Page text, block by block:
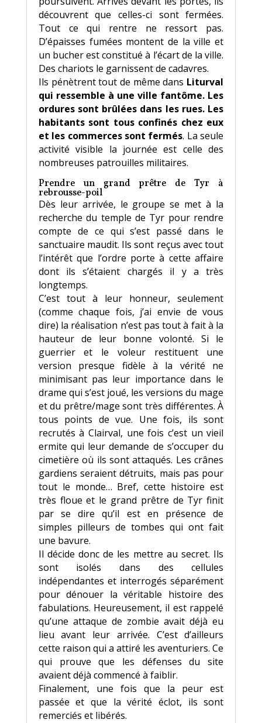
découvrent que celles-ci sont fermées.
Tout ce qui rentre ne ressort pas.
D’épaisses fumées montent de la ville et
un bucher est constitué à l’écart de la ville.
Des chariots le garnissent de cadavres.
Ils pénètrent tout de même dans Liturval
qui ressemble à une ville fantôme. Les
ordures sont brûlées dans les rues. Les
habitants sont tous confinés chez eux
et les commerces sont fermés. La seule
activité visible la journée est celle des
nombreuses patrouilles militaires.
Prendre un grand prêtre de Tyr à
rebrousse-poil
Dès leur arrivée, le groupe se met à la
recherche du temple de Tyr pour rendre
compte de ce qui s’est passé dans le
sanctuaire maudit. Ils sont reçus avec tout
l’intérêt que l’ordre porte à cette affaire
dont ils s’étaient chargés il y a très
longtemps.
C’est tout à leur honneur, seulement
(comme chaque fois, j’ai envie de vous
dire) la réalisation n’est pas tout à fait à la
hauteur de leur bonne volonté. Si le
guerrier et le voleur restituent une
version presque fidèle à la vérité ne
minimisant pas leur importance dans le
drame qui s’est joué, les versions du mage
et du prêtre/mage sont très différentes. À
tous points de vue. Une fois, ils sont
recrutés à Clairval, une fois c’est un vieil
ermite qui leur demande de s’occuper du
cimetière où ils sont attaqués. Les crânes
gardiens seraient détruits, mais pas pour
tout le monde… Bref, cette histoire est
très floue et le grand prêtre de Tyr finit
par se dire qu’il est en présence de
simples pilleurs de tombes qui ont fait
une bavure.
Il décide donc de les mettre au secret. Ils
sont isolés dans des cellules
indépendantes et interrogés séparément
pour dénouer la véritable histoire des
fabulations. Heureusement, il est rappelé
qu’une attaque de zombie avait déjà eu
lieu avant leur arrivée. C’est d’ailleurs
cette raison qui a attiré les aventuriers. Ce
qui prouve que les défenses du site
avaient déjà commencé à faiblir.
Finalement, une fois que la peur est
passée et que la vérité éclot, ils sont
remerciés et libérés.